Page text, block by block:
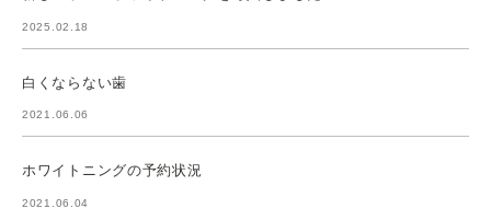
2025.02.18
白くならない歯
2021.06.06
ホワイトニングの予約状況
2021.06.04